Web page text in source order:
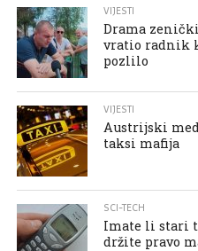
VIJESTI
Drama
vratio radnik
pozlilo
VIJESTI
Austrijski
taksi mafija
SCI-TECH
Imate li stari
držite pravo